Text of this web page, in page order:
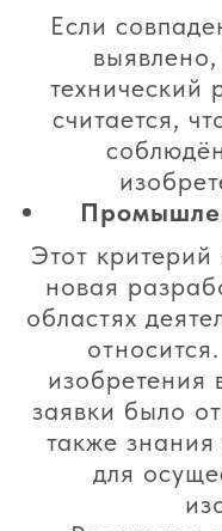
Если
технический
считается,
Этот критерий
новая
областях
изобретения
заявки было
также
для